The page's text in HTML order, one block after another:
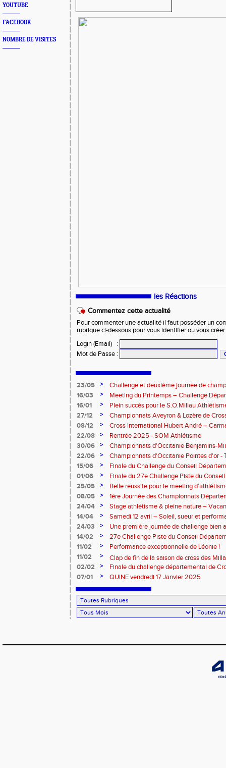
YOUTUBE
FACEBOOK
NOMBRE DE VISITES
les Réactions
Commentez cette actualité
Pour commenter une actualité il faut posséder un
rubrique ci-dessous pour vous identifier ou vous
Login (Email)
:
Mot de Passe :
23/05 >
Challenge et deuxième journée de
l’Aveyron
16/03 >
Meeting du Printemps – Challenge
Samedi 28 mars 2026
16/01 >
Plein succès pour le S.O.Millau
départementaux de cross-country
27/12 >
Championnats Aveyron & Lozère de
08/12
>
Cross International Hubert André –
22/08
>
Rentrée 2025 - SOM Athlétisme
30/06
>
Championnats d'Occitanie Benjamins-
2025 – Albi
22/06 >
Championnats d'Occitanie Pointes d'or -
juin 2025
15/06 >
Finale du Challenge du Conseil
01/06
>
Finale du 27e Challenge Piste du
l'Aveyron
25/05 >
Belle réussite pour le meeting
08/05
>
1ère Journée des Championnats
24/04
>
Stage athlétisme & pleine nature –
14/04
>
Samedi 12 avril – Soleil, sueur et
Rouergue pour la 2eme journée du
24/03 >
Une première journée de challenge bien
14/02
>
27e Challenge Piste du Conseil
11/02
>
Performance exceptionnelle de Léonie !
11/02
>
Clap de fin de la saison de cross des
02/02
>
Finale du challenge départemental de
07/01
> QUINE vendredi 17 Janvier 2025